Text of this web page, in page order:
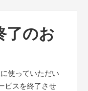
了のお
使っていただい
ビスを終了させ